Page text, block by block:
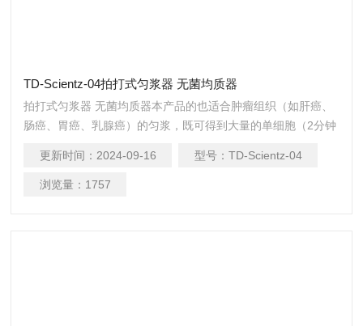
TD-Scientz-04拍打式匀浆器 无菌均质器
拍打式匀浆器 无菌均质器本产品的也适合肿瘤组织（如肝癌、
肠癌、胃癌、乳腺癌）的匀浆，既可得到大量的单细胞（2分钟
（如肝脏等）实现柔软的破碎。
更新时间： 2024-09-16 型号： TD-Scientz-04
浏览量： 1757